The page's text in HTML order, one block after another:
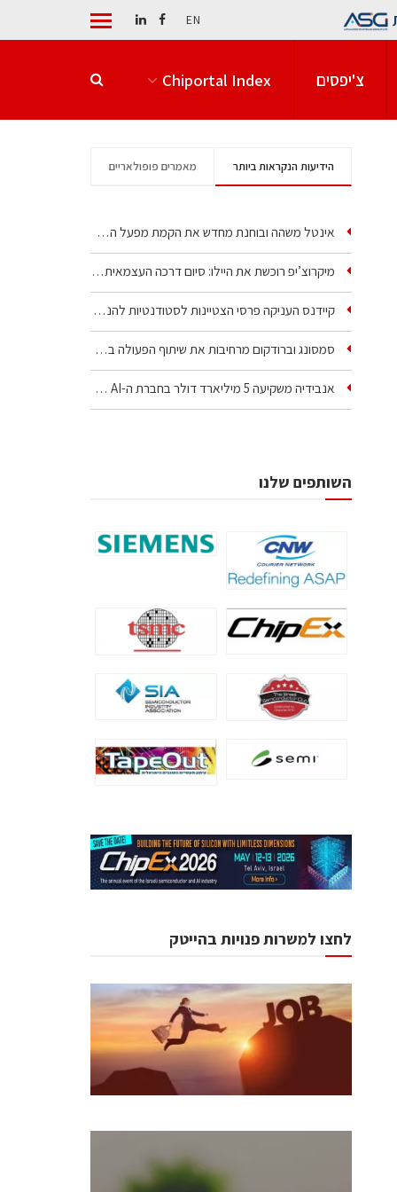
EN
צ'יפסים Chiportal Index
הידיעות הנקראות ביותר מאמרים פופולאריים
אינטל משהה ובוחנת מחדש את הקמת מפעל הענק שלה בקריית גת
מיקרוצ’יפ רוכשת את היילו: סיום דרכה העצמאית של אחת…
קיידנס העניקה פרסי הצטיינות לסטודנטיות להנדסת חשמל ופיזיקה
סמסונג וברודקום מרחיבות את שיתוף הפעולה בשבבי AI…
אנבידיה משקיעה 5 מיליארד דולר בחברת ה-AI של איליה סוצקבר
השותפים שלנו
לחצו למשרות פנויות בהייטק